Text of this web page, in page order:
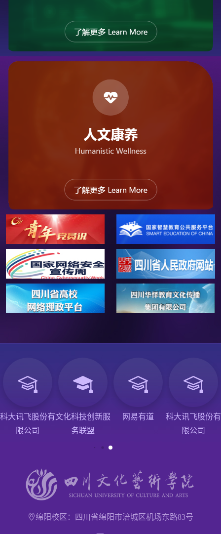
科大讯飞股份有
限公司
文化科技创新服
务联盟
网易有道
科大讯飞股份有
限公司
绵阳校区：四川省绵阳市涪城区机场东路83号